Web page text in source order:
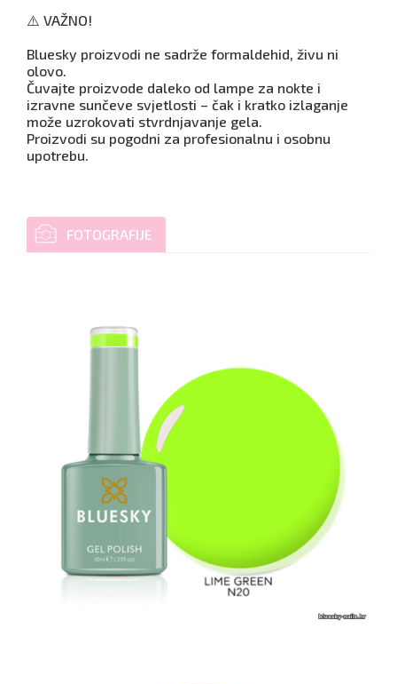
⚠️ VAŽNO!
Bluesky proizvodi ne sadrže formaldehid, živu ni
olovo.
Čuvajte proizvode daleko od lampe za nokte i
izravne sunčeve svjetlosti – čak i kratko izlaganje
može uzrokovati stvrdnjavanje gela.
Proizvodi su pogodni za profesionalnu i osobnu
upotrebu.
FOTOGRAFIJE